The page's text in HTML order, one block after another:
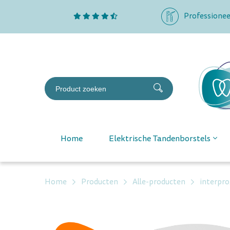
Home Elektrische Tandenborstels
Home Producten Alle-producten